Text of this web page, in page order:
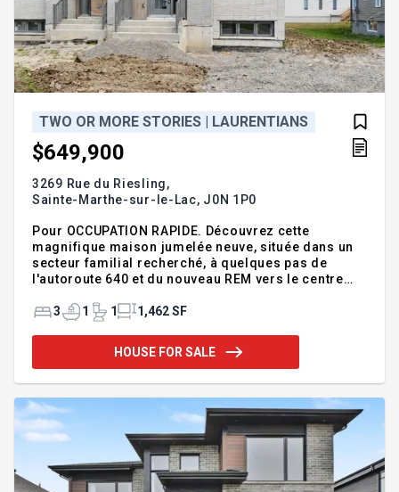
TWO OR MORE STORIES | LAURENTIANS
$649,900
3269 Rue du Riesling,
Sainte-Marthe-sur-le-Lac, J0N 1P0
Pour OCCUPATION RAPIDE. Découvrez cette
magnifique maison jumelée neuve, située dans un
secteur familial recherché, à quelques pas de
l'autoroute 640 et du nouveau REM vers le centre
construction séduit par son concept à aire ouverte,
pensé pour la vie de tous les jours. La cuisine
moderne, dotée d'un vaste ilot en quartz et
des matériaux de qualité, cette propriété est
couverte par garantie GCR de 5 ans.
3 1 1 1,462 SF
HOUSE FOR SALE